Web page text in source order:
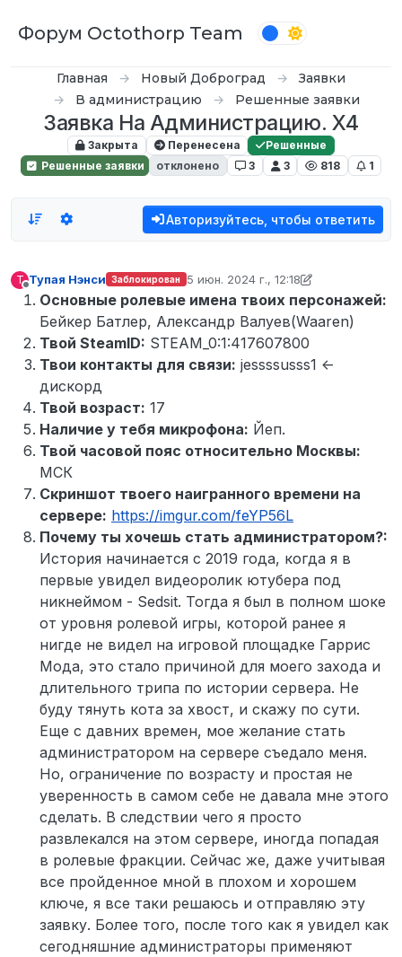
Форум Octothorp Team
Главная Новый Доброград
Заявки
В администрацию
Решенные заявки
Заявка На Администрацию. Х4
Закрыта Перенесена
Решенные
Решенные заявки
отклонено 3 3 818 1
Авторизуйтесь, чтобы ответить
Т
Не в сети
Тупая Нэнси Заблокирован 5 июн. 2024 г., 12:18
отредактировано Tekoy
Основные ролевые имена твоих персонажей:
Бейкер Батлер, Александр Валуев(Waaren)
Твой SteamID: STEAM_0:1:417607800
Твои контакты для связи: jessssusss1 <-
дискорд
Твой возраст: 17
Наличие у тебя микрофона: Йеп.
Твой часовой пояс относительно Москвы:
МСК
Скриншот твоего наигранного времени на
сервере: https://imgur.com/feYP56L
Почему ты хочешь стать администратором?:
История начинается с 2019 года, когда я в
первые увидел видеоролик ютубера под
никнеймом - Sedsit. Тогда я был в полном шоке
от уровня ролевой игры, которой ранее я
нигде не видел на игровой площадке Гаррис
Мода, это стало причиной для моего захода и
длительного трипа по истории сервера. Не
буду тянуть кота за хвост, и скажу по сути.
Еще с давних времен, мое желание стать
администратором на сервере съедало меня.
Но, ограничение по возрасту и простая не
уверенность в самом себе не давала мне этого
сделать. В следствии чего я просто
развлекался на этом сервере, иногда попадая
в ролевые фракции. Сейчас же, даже учитывая
все пройденное мной в плохом и хорошем
ключе, я все таки решаюсь и отправляю эту
заявку. Более того, после того как я увидел как
сегодняшние администраторы применяют